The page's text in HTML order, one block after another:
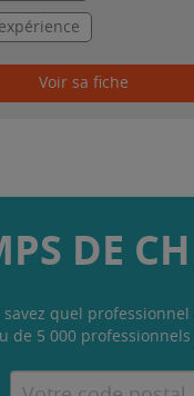
Voir sa fiche
DE
quel
de 5 000